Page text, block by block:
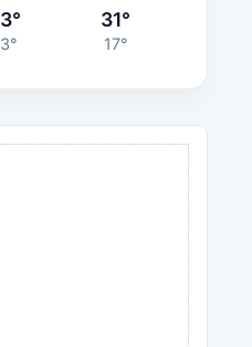
31°
17°